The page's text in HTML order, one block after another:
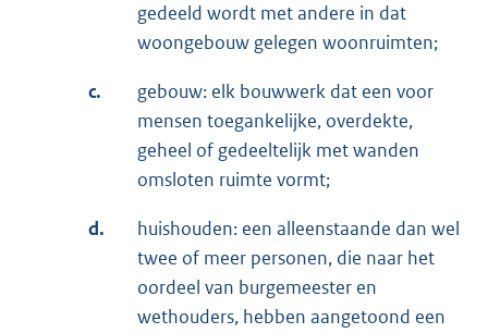
gedeeld wordt met andere in dat
woongebouw gelegen woonruimten;
c.
gebouw: elk bouwwerk dat een voor
mensen toegankelijke, overdekte,
geheel of gedeeltelijk met wanden
omsloten ruimte vormt;
d.
huishouden: een alleenstaande dan wel
twee of meer personen, die naar het
oordeel van burgemeester en
wethouders, hebben aangetoond een